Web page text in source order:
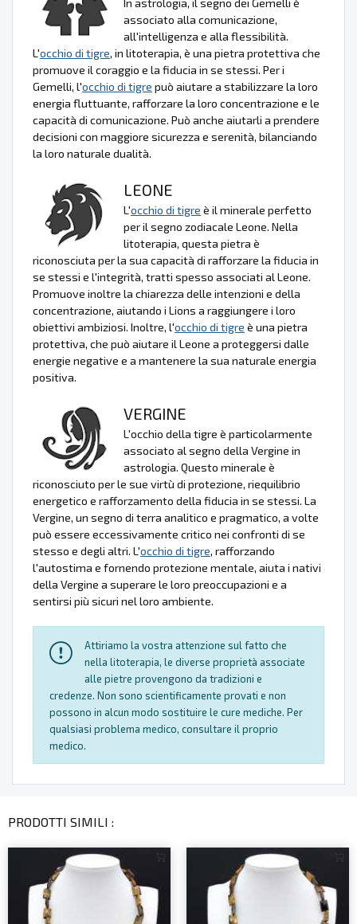
associato alla comunicazione,
all'intelligenza e alla flessibilità.
L'occhio di tigre, in litoterapia, è una pietra protettiva che
promuove il coraggio e la fiducia in se stessi. Per i
Gemelli, l'occhio di tigre può aiutare a stabilizzare la loro
energia fluttuante, rafforzare la loro concentrazione e le
capacità di comunicazione. Può anche aiutarli a prendere
decisioni con maggiore sicurezza e serenità, bilanciando
la loro naturale dualità.
LEONE
L'occhio di tigre è il minerale perfetto
per il segno zodiacale Leone. Nella
litoterapia, questa pietra è
riconosciuta per la sua capacità di rafforzare la fiducia in
se stessi e l'integrità, tratti spesso associati al Leone.
Promuove inoltre la chiarezza delle intenzioni e della
concentrazione, aiutando i Lions a raggiungere i loro
obiettivi ambiziosi. Inoltre, l'occhio di tigre è una pietra
protettiva, che può aiutare il Leone a proteggersi dalle
energie negative e a mantenere la sua naturale energia
positiva.
VERGINE
L'occhio della tigre è particolarmente
associato al segno della Vergine in
astrologia. Questo minerale è
riconosciuto per le sue virtù di protezione, riequilibrio
energetico e rafforzamento della fiducia in se stessi. La
Vergine, un segno di terra analitico e pragmatico, a volte
può essere eccessivamente critico nei confronti di se
stesso e degli altri. L'occhio di tigre, rafforzando
l'autostima e fornendo protezione mentale, aiuta i nativi
della Vergine a superare le loro preoccupazioni e a
sentirsi più sicuri nel loro ambiente.
Attiriamo la vostra attenzione sul fatto che
nella litoterapia, le diverse proprietà associate
alle pietre provengono da tradizioni e
credenze. Non sono scientificamente provati e non
possono in alcun modo sostituire le cure mediche. Per
qualsiasi problema medico, consultare il proprio
medico.
PRODOTTI SIMILI :